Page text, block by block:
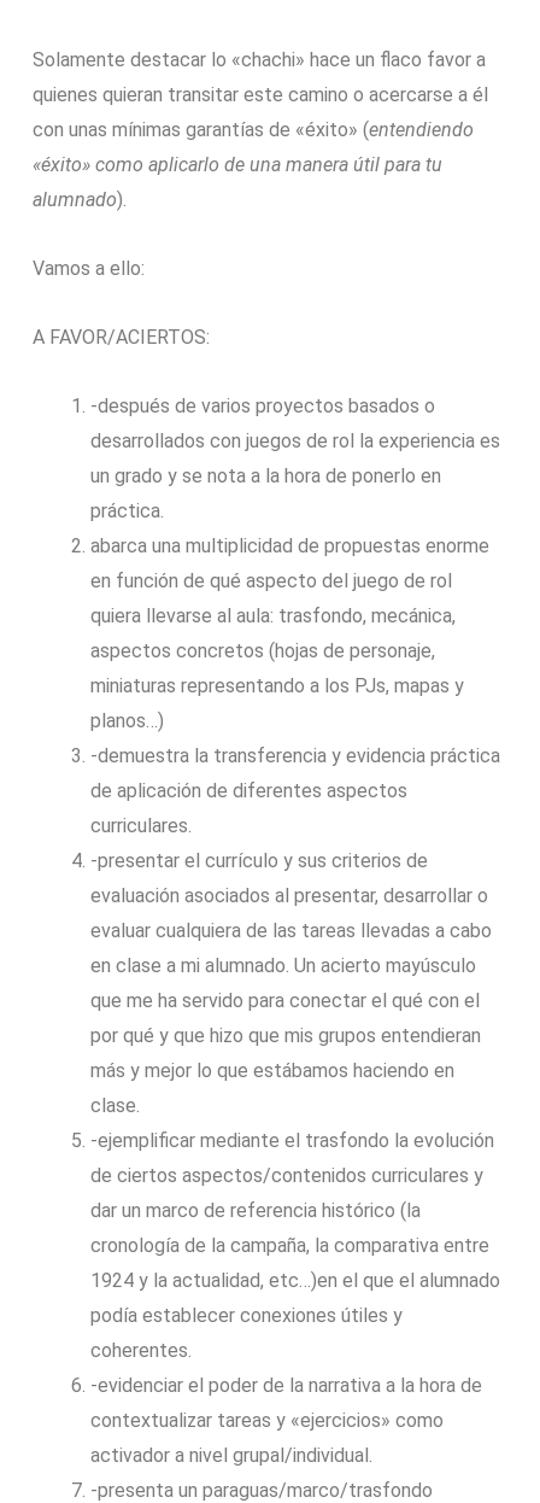
Solamente destacar lo «chachi» hace un flaco favor a
quienes quieran transitar este camino o acercarse a él
con unas mínimas garantías de «éxito» (entendiendo
«éxito» como aplicarlo de una manera útil para tu
alumnado).
Vamos a ello:
A FAVOR/ACIERTOS:
-después de varios proyectos basados o
desarrollados con juegos de rol la experiencia es
un grado y se nota a la hora de ponerlo en
práctica.
abarca una multiplicidad de propuestas enorme
en función de qué aspecto del juego de rol
quiera llevarse al aula: trasfondo, mecánica,
aspectos concretos (hojas de personaje,
miniaturas representando a los PJs, mapas y
planos…)
-demuestra la transferencia y evidencia práctica
de aplicación de diferentes aspectos
curriculares.
-presentar el currículo y sus criterios de
evaluación asociados al presentar, desarrollar o
evaluar cualquiera de las tareas llevadas a cabo
en clase a mi alumnado. Un acierto mayúsculo
que me ha servido para conectar el qué con el
por qué y que hizo que mis grupos entendieran
más y mejor lo que estábamos haciendo en
clase.
-ejemplificar mediante el trasfondo la evolución
de ciertos aspectos/contenidos curriculares y
dar un marco de referencia histórico (la
cronología de la campaña, la comparativa entre
1924 y la actualidad, etc…)en el que el alumnado
podía establecer conexiones útiles y
coherentes.
-evidenciar el poder de la narrativa a la hora de
contextualizar tareas y «ejercicios» como
activador a nivel grupal/individual.
-presenta un paraguas/marco/trasfondo